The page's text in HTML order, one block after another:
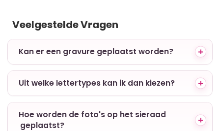
Veelgestelde Vragen
+ Kan er een gravure geplaatst worden?
+ Uit welke lettertypes kan ik dan kiezen?
+ Hoe worden de foto's op het sieraad
geplaatst?